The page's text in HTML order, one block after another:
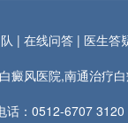
|在线问答 | 医生答
癜风医院,南通治疗
话：0512-6707 3120